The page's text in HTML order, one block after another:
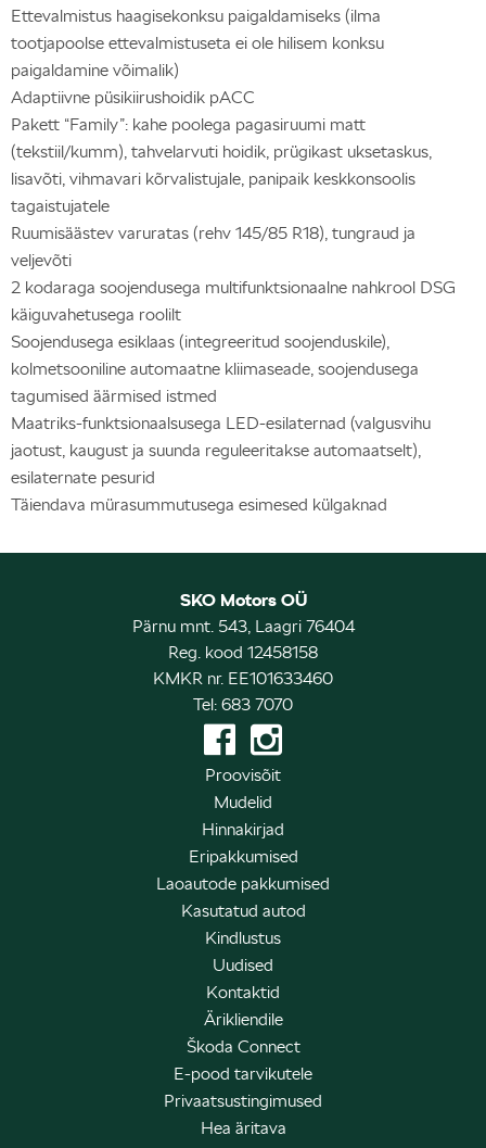
Ettevalmistus haagisekonksu paigaldamiseks (ilma
tootjapoolse ettevalmistuseta ei ole hilisem konksu
paigaldamine võimalik)
Adaptiivne püsikiirushoidik pACC
Pakett “Family”: kahe poolega pagasiruumi matt
(tekstiil/kumm), tahvelarvuti hoidik, prügikast uksetaskus,
lisavõti, vihmavari kõrvalistujale, panipaik keskkonsoolis
tagaistujatele
Ruumisäästev varuratas (rehv 145/85 R18), tungraud ja
veljevõti
2 kodaraga soojendusega multifunktsionaalne nahkrool DSG
käiguvahetusega roolilt
Soojendusega esiklaas (integreeritud soojenduskile),
kolmetsooniline automaatne kliimaseade, soojendusega
tagumised äärmised istmed
Maatriks-funktsionaalsusega LED-esilaternad (valgusvihu
jaotust, kaugust ja suunda reguleeritakse automaatselt),
esilaternate pesurid
Täiendava mürasummutusega esimesed külgaknad
SKO Motors OÜ
Pärnu mnt. 543, Laagri 76404
Reg. kood 12458158
KMKR nr. EE101633460
Tel: 683 7070
Proovisõit
Mudelid
Hinnakirjad
Eripakkumised
Laoautode pakkumised
Kasutatud autod
Kindlustus
Uudised
Kontaktid
Ärikliendile
Škoda Connect
E-pood tarvikutele
Privaatsustingimused
Hea äritava